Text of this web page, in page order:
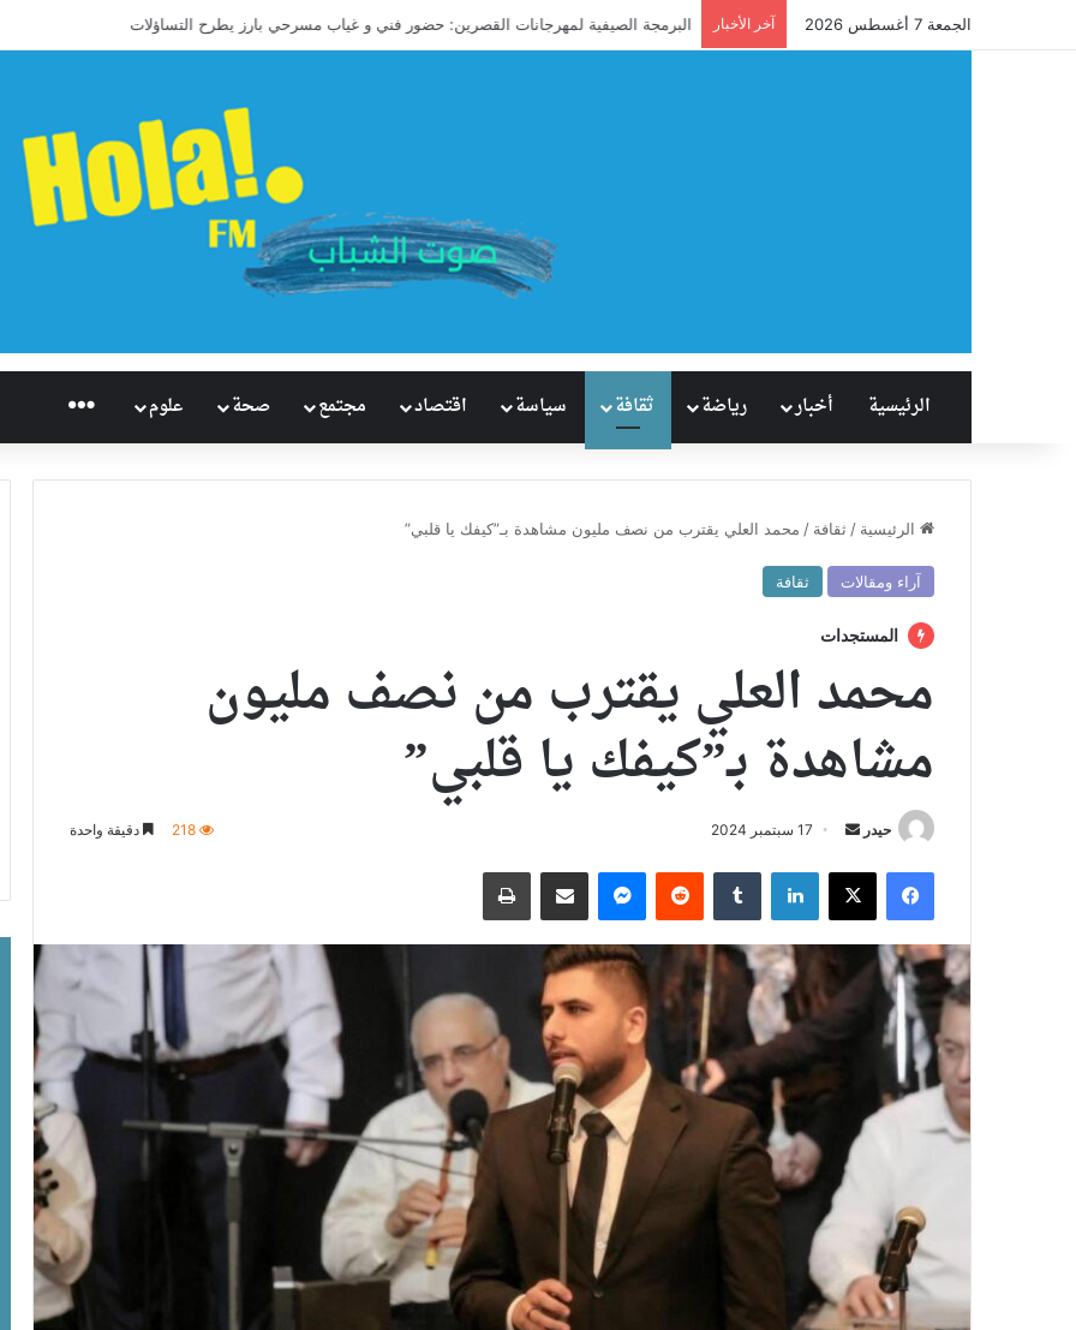
الجمعة 7 أغسطس 2026 آخر الأخبار آل نصفان يحقق إنجازًا تاريخيًا للإسكواش السعودي.. سابع العالم وأول آسيوي يبلغ ربع نهائي بطولة العالم
الرئيسية أخبار رياضة ثقافة سياسة اقتصاد مجتمع صحة علوم راديو هُلاَ‎
الرئيسية / ثقافة / محمد العلي يقترب من نصف مليون مشاهدة بـ”كيفك يا قلبي”
آراء ومقالات ثقافة
المستجدات
محمد العلي يقترب من نصف مليون
مشاهدة بـ”كيفك يا قلبي”
حيدر
أرسل
إلكترونيا
17 سبتمبر 2024 218 دقيقة واحدة
فيسبوك X لينكدإن ماسنجر نشر بالبريد الالكترونيطباعة